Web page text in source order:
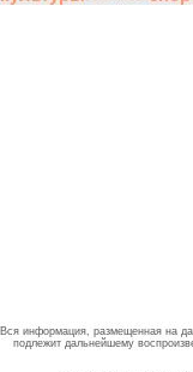
Вся информация, размещенная на
подлежит дальнейшему